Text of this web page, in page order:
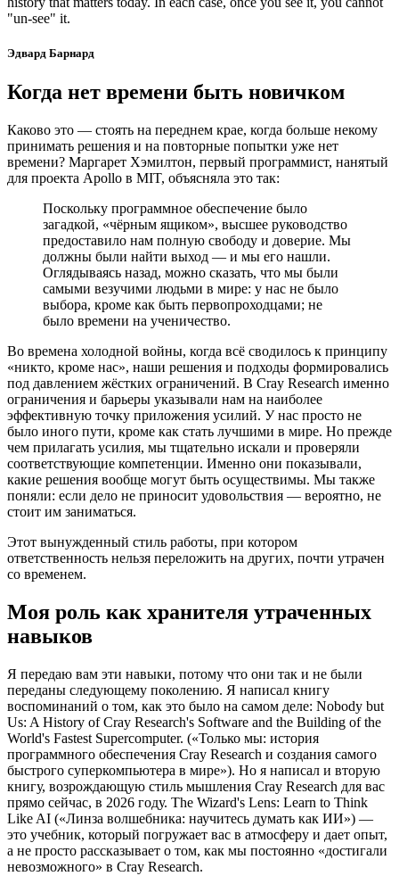
"un-see" it.
Эдвард Барнард
Когда нет времени быть новичком
Каково это — стоять на переднем крае, когда больше некому
принимать решения и на повторные попытки уже нет
времени? Маргарет Хэмилтон, первый программист, нанятый
для проекта Apollo в MIT, объясняла это так:
Поскольку программное обеспечение было
загадкой, «чёрным ящиком», высшее руководство
предоставило нам полную свободу и доверие. Мы
должны были найти выход — и мы его нашли.
Оглядываясь назад, можно сказать, что мы были
самыми везучими людьми в мире: у нас не было
выбора, кроме как быть первопроходцами; не
было времени на ученичество.
Во времена холодной войны, когда всё сводилось к принципу
«никто, кроме нас», наши решения и подходы формировались
под давлением жёстких ограничений. В Cray Research именно
ограничения и барьеры указывали нам на наиболее
эффективную точку приложения усилий. У нас просто не
было иного пути, кроме как стать лучшими в мире. Но прежде
чем прилагать усилия, мы тщательно искали и проверяли
соответствующие компетенции. Именно они показывали,
какие решения вообще могут быть осуществимы. Мы также
поняли: если дело не приносит удовольствия — вероятно, не
стоит им заниматься.
Этот вынужденный стиль работы, при котором
ответственность нельзя переложить на других, почти утрачен
со временем.
Моя роль как хранителя утраченных
навыков
Я передаю вам эти навыки, потому что они так и не были
переданы следующему поколению. Я написал книгу
воспоминаний о том, как это было на самом деле: Nobody but
Us: A History of Cray Research's Software and the Building of the
World's Fastest Supercomputer. («Только мы: история
программного обеспечения Cray Research и создания самого
быстрого суперкомпьютера в мире»). Но я написал и вторую
книгу, возрождающую стиль мышления Cray Research для вас
прямо сейчас, в 2026 году. The Wizard's Lens: Learn to Think
Like AI («Линза волшебника: научитесь думать как ИИ») —
это учебник, который погружает вас в атмосферу и дает опыт,
а не просто рассказывает о том, как мы постоянно «достигали
невозможного» в Cray Research.